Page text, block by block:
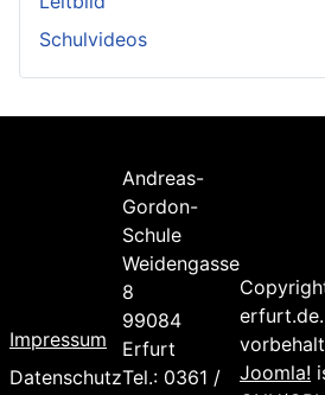
Schulvideos
Impressum
Datenschutz
Andreas-
Gordon-
Schule
Weidengasse
8
99084
Erfurt
Tel.: 0361 /
Joomla!